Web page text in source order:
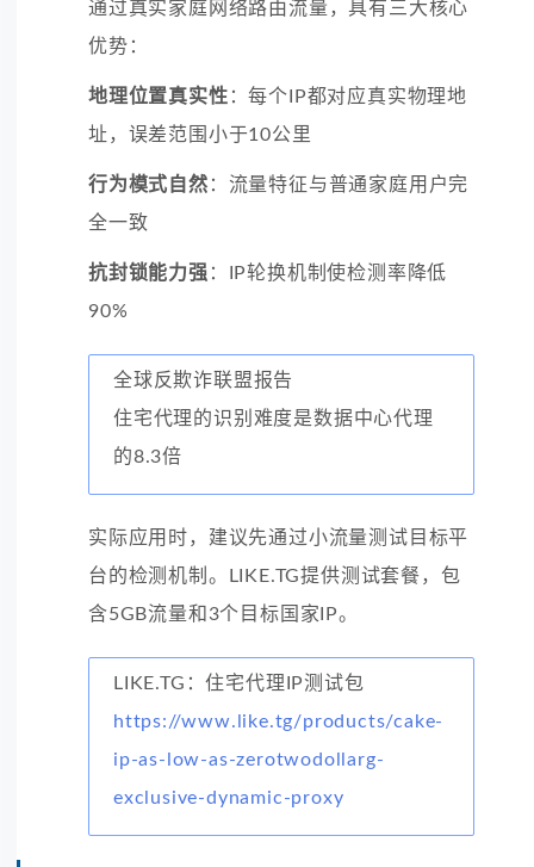
通过真实家庭网络路由流量，具有三大核心
优势：
地理位置真实性 ：每个IP都对应真实物理地
址，误差范围小于10公里
行为模式自然 ：流量特征与普通家庭用户完
全一致
抗封锁能力强 ：IP轮换机制使检测率降低
90%
全球反欺诈联盟报告
住宅代理的识别难度是数据中心代理
的8.3倍
实际应用时，建议先通过小流量测试目标平
台的检测机制。LIKE.TG提供测试套餐，包
含5GB流量和3个目标国家IP。
LIKE.TG：住宅代理IP测试包
https://www.like.tg/products/cake-
ip-as-low-as-zerotwodollarg-
exclusive-dynamic-proxy